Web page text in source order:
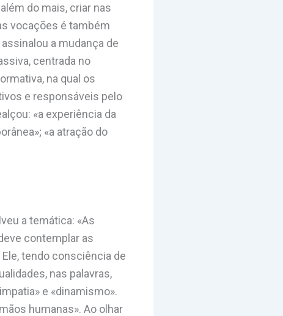
do mais, criar nas
vocações é também
a mudança de
centrada no
na qual os
e responsáveis pelo
«a experiência da
«a atração do
a temática: «As
contemplar as
tendo consciência de
nas palavras,
e «dinamismo».
humanas». Ao olhar